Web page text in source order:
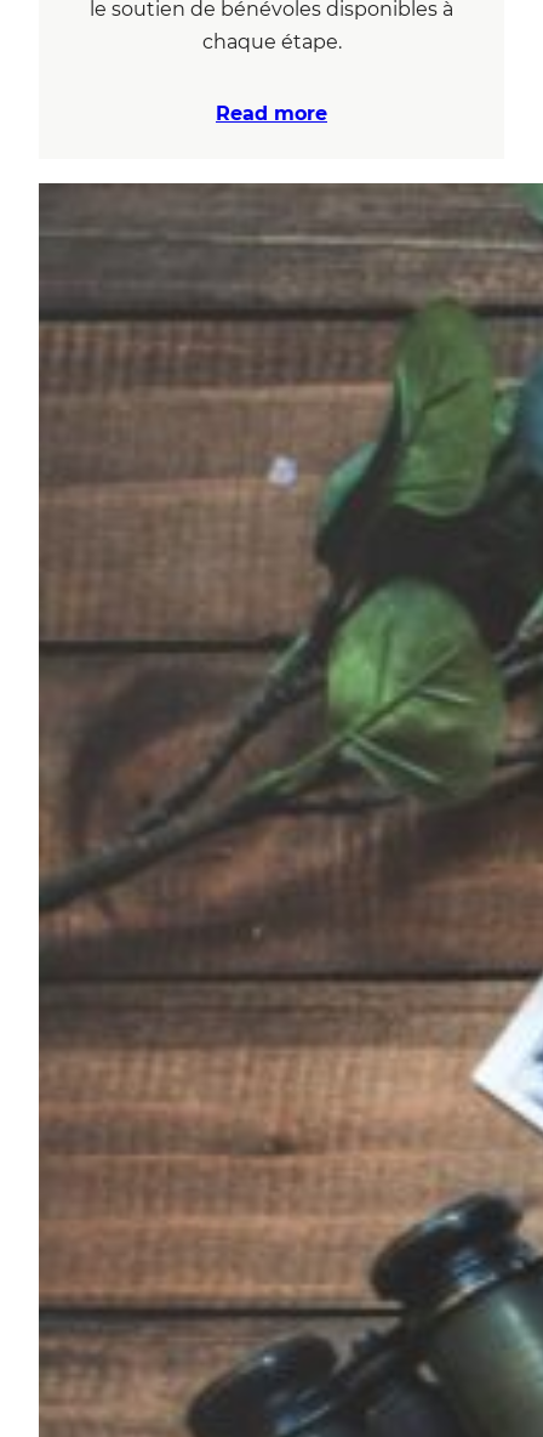
le soutien de bénévoles disponibles à
chaque étape.
Read more